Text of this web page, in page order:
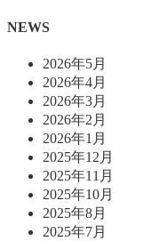
NEWS
2026年5月
2026年4月
2026年3月
2026年2月
2026年1月
2025年12月
2025年11月
2025年10月
2025年8月
2025年7月